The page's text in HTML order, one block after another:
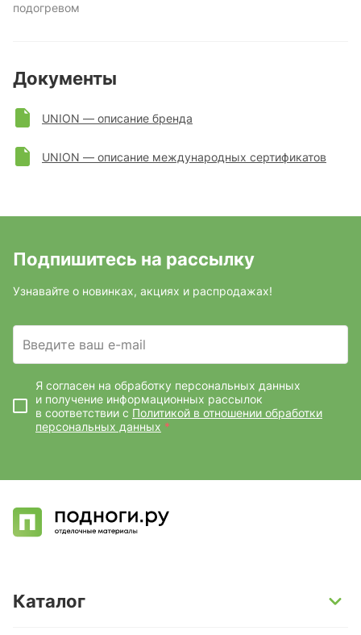
подогревом
Документы
UNION — описание бренда
UNION — описание международных сертификатов
Подпишитесь на рассылку
Узнавайте о новинках, акциях и распродажах!
Введите ваш e-mail
Я согласен на обработку персональных данных
и получение информационных рассылок
в соответствии с Политикой в отношении обработки
персональных данных *
Каталог